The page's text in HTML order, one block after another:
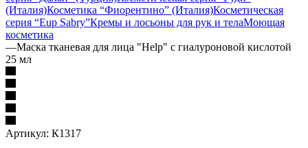
(Италия)Косметика “Фиорентино” (Италия)Косметическая
серия “Eup Sabry”Кремы и лосьоны для рук и телаМоющая
косметика
—Маска тканевая для лица "Help" c гиалуроновой кислотой
25 мл
Артикул: К1317